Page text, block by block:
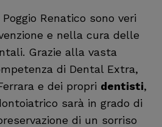
Renatico sono veri
e nella cura delle
Grazie alla vasta
di Dental Extra,
e dei propri dentisti,
sarà in grado di
di un sorriso